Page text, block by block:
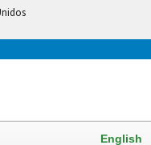
English